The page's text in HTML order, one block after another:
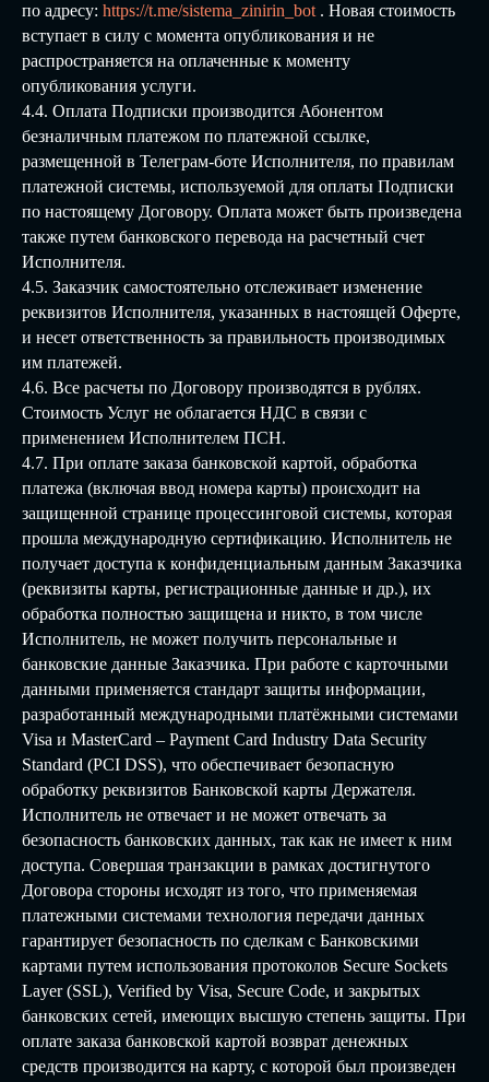
по адресу: https://t.me/sistema_zinirin_bot . Новая стоимость
вступает в силу с момента опубликования и не
распространяется на оплаченные к моменту
опубликования услуги.
4.4. Оплата Подписки производится Абонентом
безналичным платежом по платежной ссылке,
размещенной в Телеграм-боте Исполнителя, по правилам
платежной системы, используемой для оплаты Подписки
по настоящему Договору. Оплата может быть произведена
также путем банковского перевода на расчетный счет
Исполнителя.
4.5. Заказчик самостоятельно отслеживает изменение
реквизитов Исполнителя, указанных в настоящей Оферте,
и несет ответственность за правильность производимых
им платежей.
4.6. Все расчеты по Договору производятся в рублях.
Стоимость Услуг не облагается НДС в связи с
применением Исполнителем ПСН.
4.7. При оплате заказа банковской картой, обработка
платежа (включая ввод номера карты) происходит на
защищенной странице процессинговой системы, которая
прошла международную сертификацию. Исполнитель не
получает доступа к конфиденциальным данным Заказчика
(реквизиты карты, регистрационные данные и др.), их
обработка полностью защищена и никто, в том числе
Исполнитель, не может получить персональные и
банковские данные Заказчика. При работе с карточными
данными применяется стандарт защиты информации,
разработанный международными платёжными системами
Visa и MasterCard – Payment Card Industry Data Security
Standard (PCI DSS), что обеспечивает безопасную
обработку реквизитов Банковской карты Держателя.
Исполнитель не отвечает и не может отвечать за
безопасность банковских данных, так как не имеет к ним
доступа. Совершая транзакции в рамках достигнутого
Договора стороны исходят из того, что применяемая
платежными системами технология передачи данных
гарантирует безопасность по сделкам с Банковскими
картами путем использования протоколов Secure Sockets
Layer (SSL), Verified by Visa, Secure Code, и закрытых
банковских сетей, имеющих высшую степень защиты. При
оплате заказа банковской картой возврат денежных
средств производится на карту, с которой был произведен